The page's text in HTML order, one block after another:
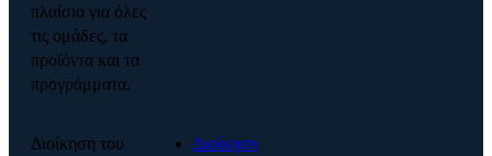
πλαίσιο για όλες
τις ομάδες, τα
προϊόντα και τα
προγράμματα.
Διοίκηση του
Διοίκηση